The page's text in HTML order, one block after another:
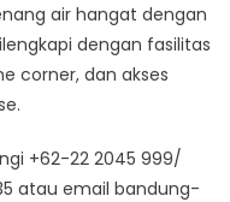
air hangat dengan
dengan fasilitas
corner, dan akses
+62-22 2045 999/
atau email bandung-